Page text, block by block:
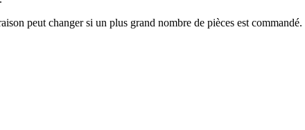
peut changer si un plus grand nombre de pièces est commandé.